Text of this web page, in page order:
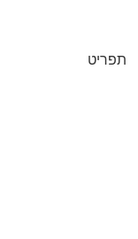
תפריט